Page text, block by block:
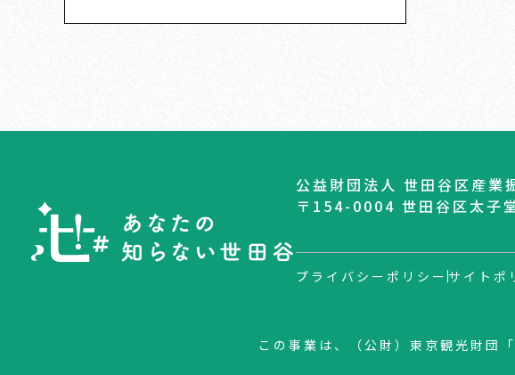
公益財団法人 世田谷区産業
〒154-0004 世田谷区太子
プライバシーポリシー サイトポ
この事業は、（公財）東京観光財団